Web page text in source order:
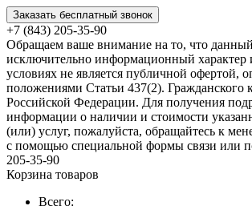
Заказать бесплатный звонок
+7 (843) 205-35-90
Обращаем ваше внимание на то, что
исключительно информационный характер
условиях не является публичной офертой,
положениями Статьи 437(2). Гражданского
Российской Федерации. Для получения
информации о наличии и стоимости
(или) услуг, пожалуйста, обращайтесь к
с помощью специальной формы связи или
205-35-90
Корзина товаров
Всего: